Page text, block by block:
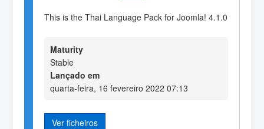
This is the Thai Language Pack for Joomla! 4.1.0
Maturity
Stable
Lançado em
quarta-feira, 16 fevereiro 2022 07:13
Ver ficheiros